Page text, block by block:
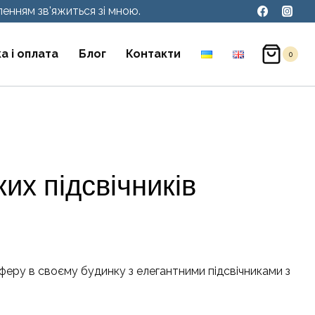
зв'яжиться зі мною.
і оплата Блог Контакти 0
підсвічників
в своєму будинку з елегантними підсвічниками з